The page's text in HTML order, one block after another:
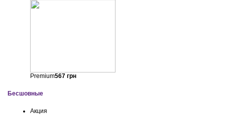
Premium567грн
Бесшовные
Акция